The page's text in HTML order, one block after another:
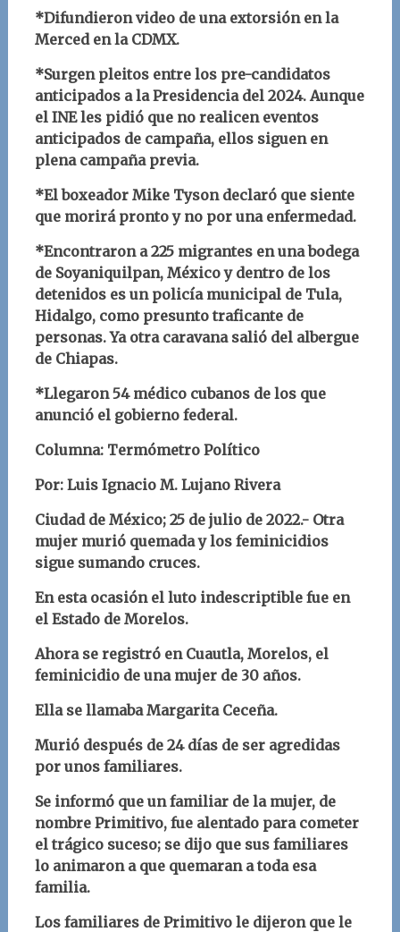
*Difundieron video de una extorsión en la
Merced en la CDMX.
*Surgen pleitos entre los pre-candidatos
anticipados a la Presidencia del 2024. Aunque
el INE les pidió que no realicen eventos
anticipados de campaña, ellos siguen en
plena campaña previa.
*El boxeador Mike Tyson declaró que siente
que morirá pronto y no por una enfermedad.
*Encontraron a 225 migrantes en una bodega
de Soyaniquilpan, México y dentro de los
detenidos es un policía municipal de Tula,
Hidalgo, como presunto traficante de
personas. Ya otra caravana salió del albergue
de Chiapas.
*Llegaron 54 médico cubanos de los que
anunció el gobierno federal.
Columna: Termómetro Político
Por: Luis Ignacio M. Lujano Rivera
Ciudad de México; 25 de julio de 2022.- Otra
mujer murió quemada y los feminicidios
sigue sumando cruces.
En esta ocasión el luto indescriptible fue en
el Estado de Morelos.
Ahora se registró en Cuautla, Morelos, el
feminicidio de una mujer de 30 años.
Ella se llamaba Margarita Ceceña.
Murió después de 24 días de ser agredidas
por unos familiares.
Se informó que un familiar de la mujer, de
nombre Primitivo, fue alentado para cometer
el trágico suceso; se dijo que sus familiares
lo animaron a que quemaran a toda esa
familia.
Los familiares de Primitivo le dijeron que le